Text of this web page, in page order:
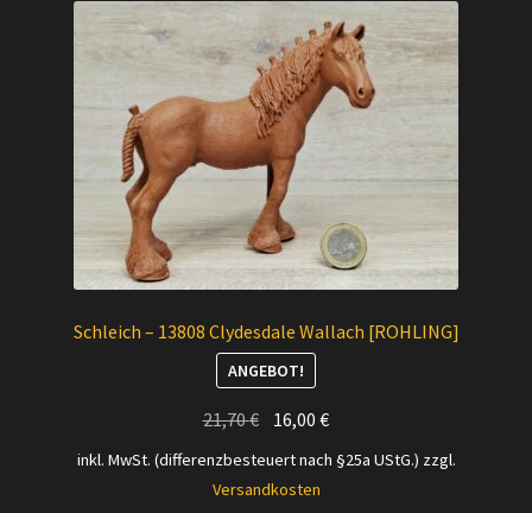
Schleich – 13808 Clydesdale Wallach [ROHLING]
ANGEBOT!
21,70€ Ursprünglicher
war:
16,00€Aktueller
inkl. MwSt. (differenzbesteuert nach §25a UStG.) zzgl.
Versandkosten